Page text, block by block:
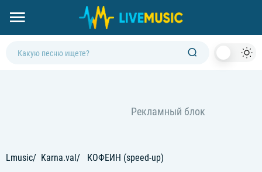
Lmusic Karna.val КОФЕИН (speed-up)